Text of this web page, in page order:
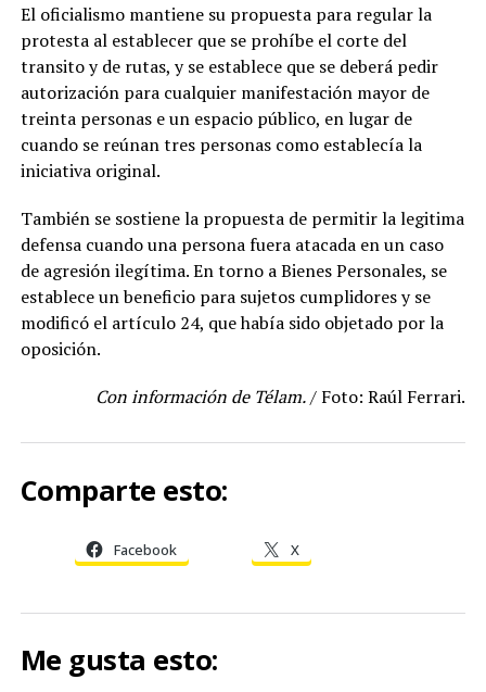
El oficialismo mantiene su propuesta para regular la
protesta al establecer que se prohíbe el corte del
transito y de rutas, y se establece que se deberá pedir
autorización para cualquier manifestación mayor de
treinta personas e un espacio público, en lugar de
cuando se reúnan tres personas como establecía la
iniciativa original.
También se sostiene la propuesta de permitir la legitima
defensa cuando una persona fuera atacada en un caso
de agresión ilegítima. En torno a Bienes Personales, se
establece un beneficio para sujetos cumplidores y se
modificó el artículo 24, que había sido objetado por la
oposición.
Con información de Télam./ Foto: Raúl Ferrari.
Comparte esto:
Facebook X
Me gusta esto: